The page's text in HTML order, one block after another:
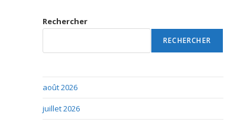
Rechercher
RECHERCHER
août 2026
juillet 2026